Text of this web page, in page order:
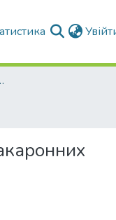
бакалаврів, аспірантів.